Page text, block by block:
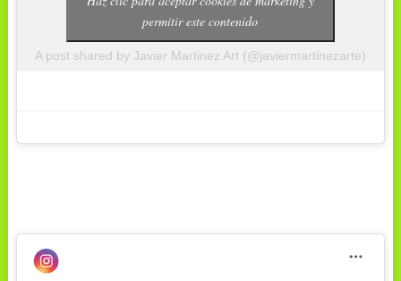
A post shared by Javier Martinez Art (@javiermartinezarte)
permitir este contenido